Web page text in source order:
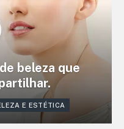
beleza que
E ESTÉTICA